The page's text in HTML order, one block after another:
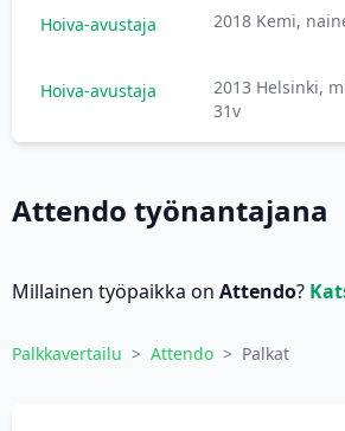
Hoiva-avustaja 2018 Kemi,
Hoiva-avustaja
2013 Helsinki,
31v
Attendo työnantajana
Millainen työpaikka on Attendo?
Palkkavertailu > Attendo > Palkat